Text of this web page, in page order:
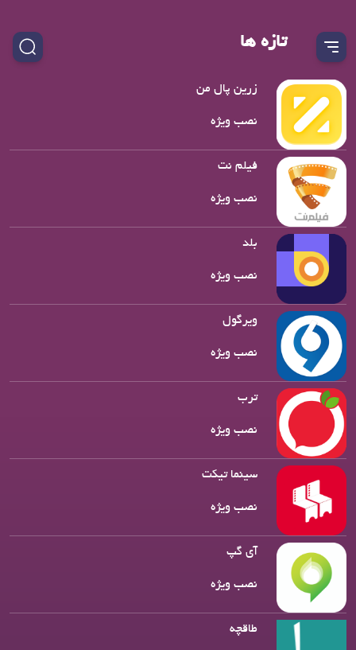
تازه ها
زرین پال من
نصب ویژه
فیلم نت
نصب ویژه
بلد
نصب ویژه
ویرگول
نصب ویژه
ترب
نصب ویژه
سینما تیکت
نصب ویژه
آی گپ
نصب ویژه
طاقچه